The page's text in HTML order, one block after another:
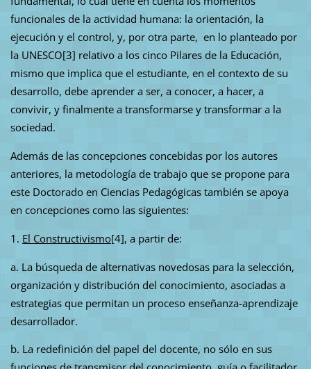
funcionales de la actividad humana: la orientación, la
ejecución y el control, y, por otra parte, en lo planteado por
la UNESCO[3] relativo a los cinco Pilares de la Educación,
mismo que implica que el estudiante, en el contexto de su
desarrollo, debe aprender a ser, a conocer, a hacer, a
convivir, y finalmente a transformarse y transformar a la
sociedad.
Además de las concepciones concebidas por los autores
anteriores, la metodología de trabajo que se propone para
este Doctorado en Ciencias Pedagógicas también se apoya
en concepciones como las siguientes:
1. El Constructivismo[4], a partir de:
a. La búsqueda de alternativas novedosas para la selección,
organización y distribución del conocimiento, asociadas a
estrategias que permitan un proceso enseñanza-aprendizaje
desarrollador.
b. La redefinición del papel del docente, no sólo en sus